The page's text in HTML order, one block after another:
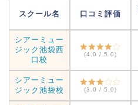
スクール名 口コミ評価
シアーミュー
ジック池袋西
口校
(4.0 / 5.0)
シアーミュー
ジック池袋校
(3.0 / 5.0)